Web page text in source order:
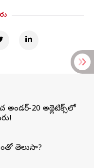
అండర్-20 అథ్లెటిక్స్‌లో
తెలుసా?